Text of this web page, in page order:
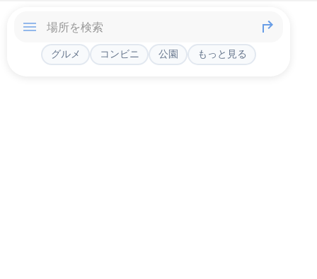
グルメ コンビニ 公園 もっと見る